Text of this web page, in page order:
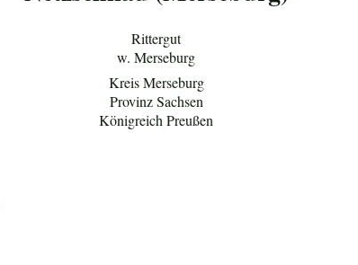
Rittergut
w. Merseburg
Kreis Merseburg
Provinz Sachsen
Königreich Preußen